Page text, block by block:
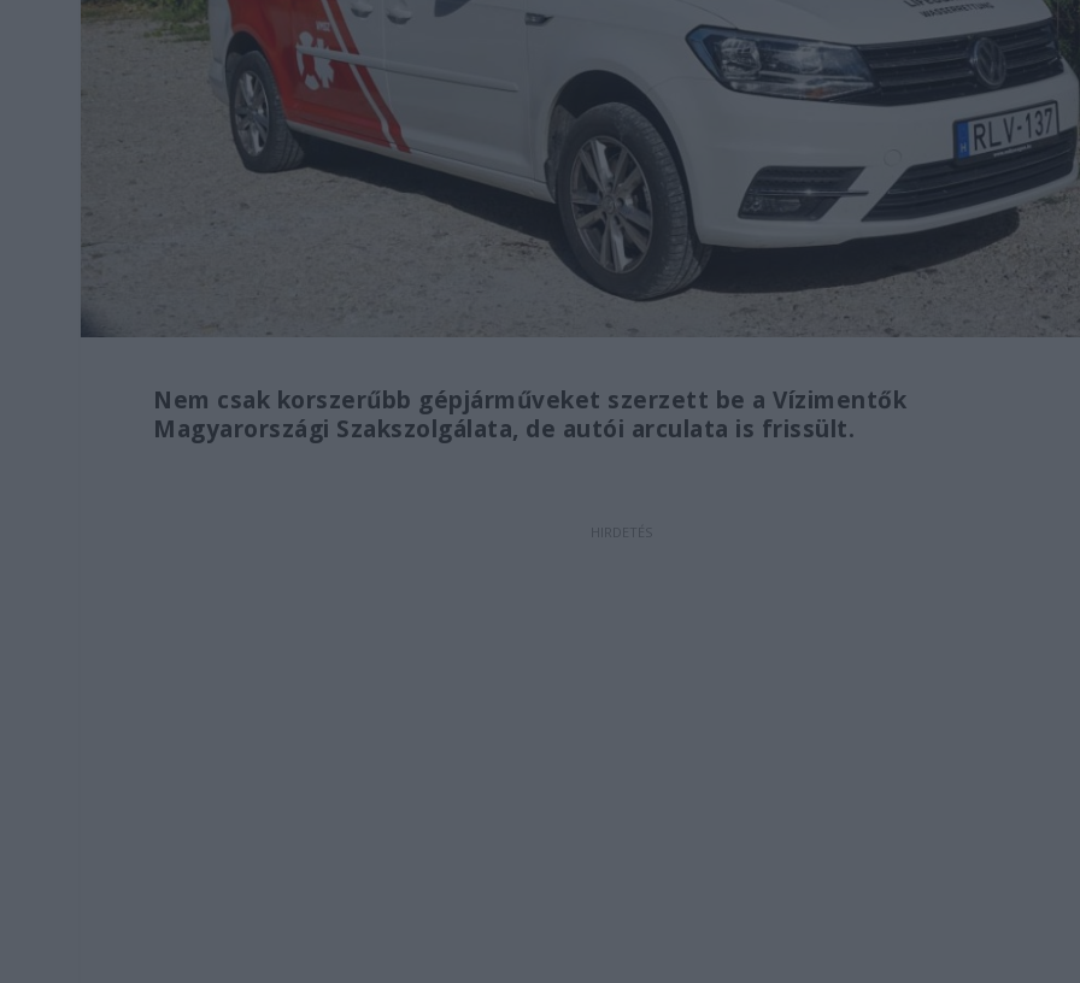
Nem csak korszerűbb gépjárműveket szerzett be a Vízimentők
Magyarországi Szakszolgálata, de autói arculata is frissült.